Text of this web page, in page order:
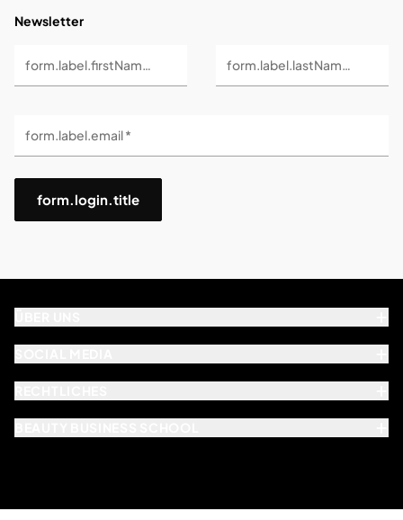
Newsletter
form.label.firstName * form.label.lastName *
form.label.email *
form.login.title